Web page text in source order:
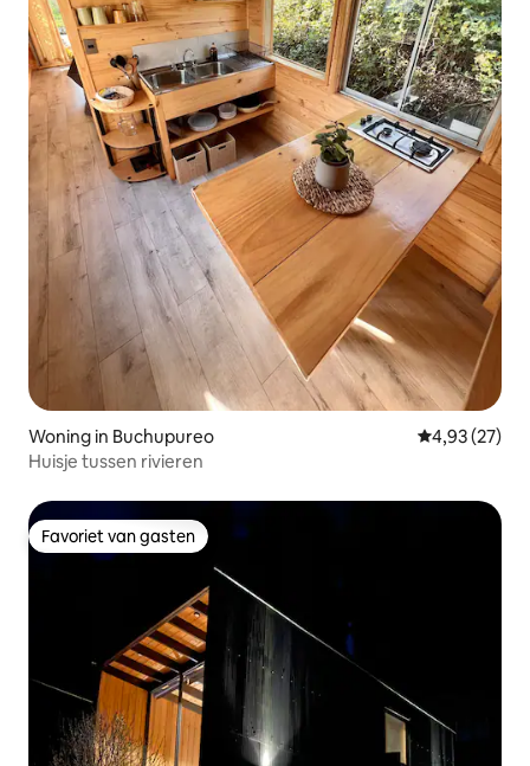
Woning in Buchupureo Gemiddelde
4,93 (27)
Huisje tussen rivieren
Favoriet van gasten
Favoriet van gasten